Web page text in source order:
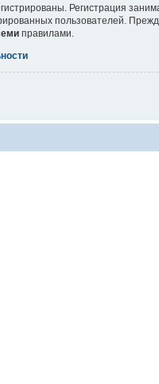
Регистрация
пользователей.
правилами.